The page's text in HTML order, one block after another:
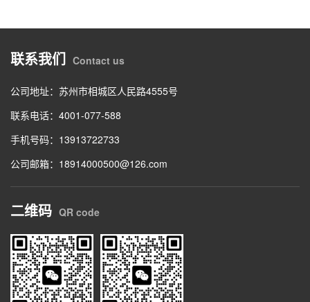
联系我们 Contact us
公司地址：苏州市相城区人民路4555号
联系电话：4001-077-588
手机号码：13913722733
公司邮箱：18914000500@126.com
二维码 QR code